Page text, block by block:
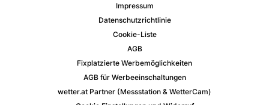
Impressum
Datenschutzrichtlinie
Cookie-Liste
AGB
Fixplatzierte Werbemöglichkeiten
AGB für Werbeeinschaltungen
wetter.at Partner (Messstation & WetterCam)